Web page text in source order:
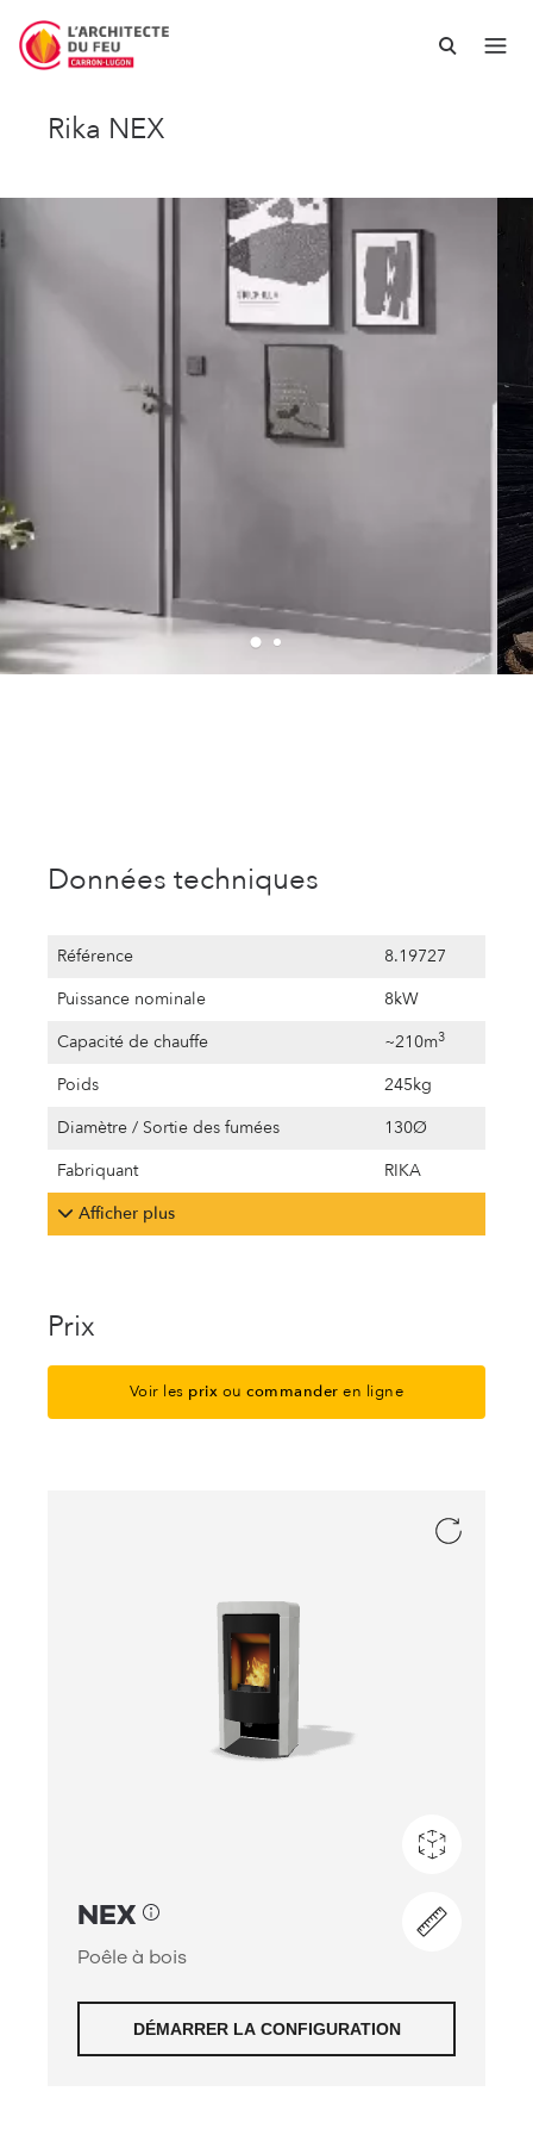
Rika NEX
Données techniques
Référence
8.19727
Puissance nominale
8kW
Capacité de chauffe
~210m3
Poids
245kg
Diamètre / Sortie des fumées
130Ø
Fabriquant
RIKA
Afficher plus
Prix
Voir les prix oucommander en ligne